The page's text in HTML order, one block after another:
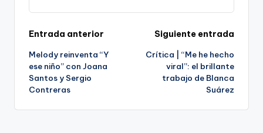
Navegación
de
entradas
Entrada anterior
Melody reinventa “Y
ese niño” con Joana
Santos y Sergio
Contreras
Siguiente entrada
Crítica | “Me he hecho
viral”: el brillante
trabajo de Blanca
Suárez